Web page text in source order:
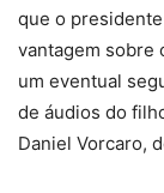
que o
vantagem sobre
um eventual
de áudios do
Daniel Vorcaro,